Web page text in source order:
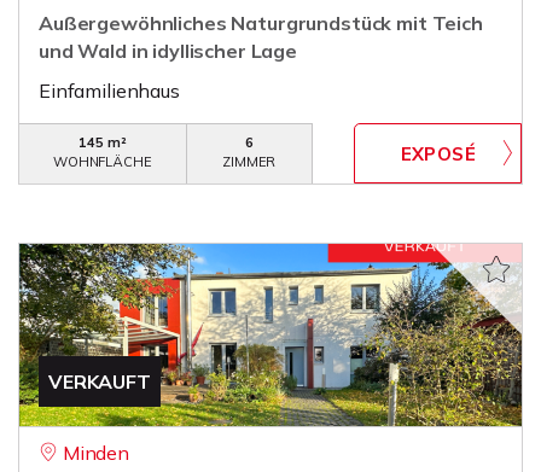
Außergewöhnliches Naturgrundstück mit Teich
und Wald in idyllischer Lage
Einfamilienhaus
145 m²
WOHNFLÄCHE
6
ZIMMER
VERKAUFT
Minden